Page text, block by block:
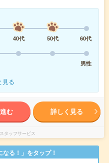
40代 50代
60代
男性
見る
む 詳しく見る
タッフサービス
る！」をタップ！